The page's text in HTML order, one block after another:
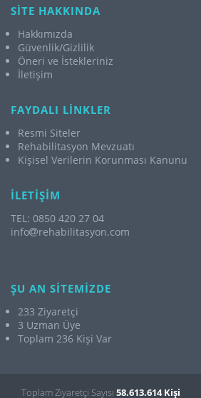
SİTE HAKKINDA
Hakkımızda
Güvenlik/Gizlilik
Öneri ve İstekleriniz
İletişim
FAYDALI LİNKLER
Resmi Siteler
Rehabilitasyon Mevzuatı
Kişisel Verilerin Korunması Kanunu
İLETİŞİM
TEL: 0850 420 27 04
info
rehabilitasyon.com
ŞU AN SİTEMİZDE
233 Ziyaretçi
3 Uzman Üye
Toplam 236 Kişi Var
Toplam Ziyaretçi Sayısı 58.613.614 Kişi